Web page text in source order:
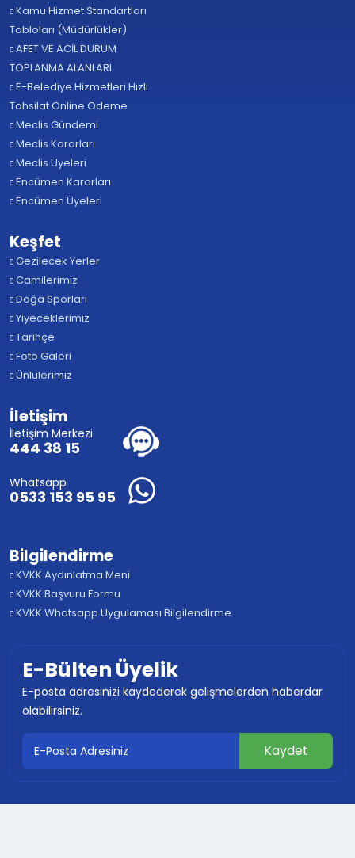
Kamu Hizmet Standartları
Tabloları (Müdürlükler)
AFET VE ACİL DURUM
TOPLANMA ALANLARI
E-Belediye Hizmetleri Hızlı
Tahsilat Online Ödeme
Meclis Gündemi
Meclis Kararları
Meclis Üyeleri
Encümen Kararları
Encümen Üyeleri
Keşfet
Gezilecek Yerler
Camilerimiz
Doğa Sporları
Yiyeceklerimiz
Tarihçe
Foto Galeri
Ünlülerimiz
İletişim
İletişim Merkezi
444 38 15
Whatsapp
0533 153 95 95
Bilgilendirme
KVKK Aydınlatma Meni
KVKK Başvuru Formu
KVKK Whatsapp Uygulaması Bilgilendirme
E-Bülten Üyelik
E-posta adresinizi kaydederek gelişmelerden haberdar
olabilirsiniz.